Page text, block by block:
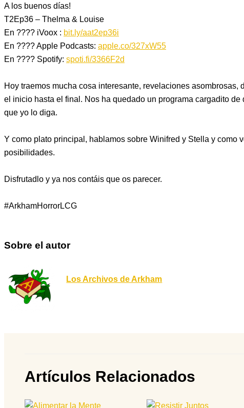
A los buenos días!
T2Ep36 – Thelma & Louise
En ???? iVoox : bit.ly/aat2ep36i
En ????Apple Podcasts: apple.co/327xW55
En ???? Spotify: spoti.fi/3366F2d
Hoy traemos mucha cosa interesante, revelaciones asombrosas,
el inicio hasta el final. Nos ha quedado un programa cargadito
que yo lo diga.
Y como plato principal, hablamos sobre Winifred y Stella y como
posibilidades.
Disfrutadlo y ya nos contáis que os parecer.
#ArkhamHorrorLCG
Sobre el autor
Los Archivos de Arkham
Artículos Relacionados